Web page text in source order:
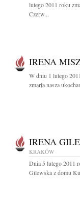
lutego 2011 roku
Czerw...
IRENA
W dniu 1 lutego
zmarła nasza
IRENA
KRAKÓW
Dnia 5 lutego 2011
Gilewska z domu